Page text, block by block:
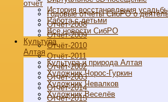
отчёт
Годовые отчёты СибРО о
Отчёт-2008
Отчёт-2009
Отчёт-2010
Отчёт-2011
Отчёт-2002
Отчёт-2003
Отчёт-2014
Отчёт-2015
История восстановления
Работа с детьми
Все новости СибРО
Культура
Алтая
Культура и природа Алтая
Художник Чорос-Гуркин
Художник Чевалков
Художник Веселёв